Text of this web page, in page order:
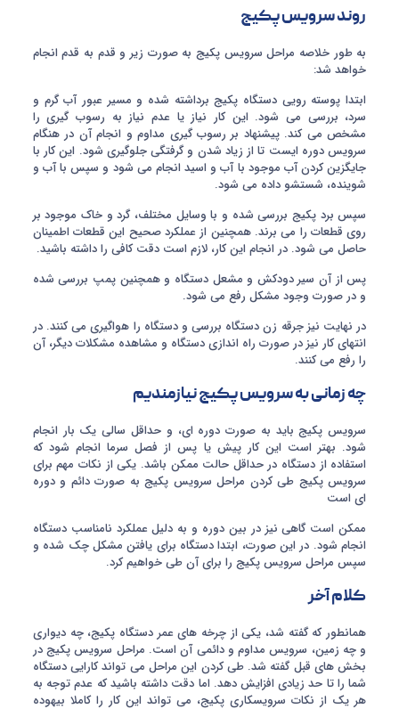
روند سرویس پکیج
به طور خلاصه مراحل سرویس پکیج به صورت زیر و قدم به قدم انجام
خواهد شد:
ابتدا پوسته رویی دستگاه پکیج برداشته شده و مسیر عبور آب گرم و
سرد، بررسی می شود. این کار نیاز یا عدم نیاز به رسوب گیری را
مشخص می کند. پیشنهاد بر رسوب گیری مداوم و انجام آن در هنگام
سرویس دوره ایست تا از زیاد شدن و گرفتگی جلوگیری شود. این کار با
جایگزین کردن آب موجود با آب و اسید انجام می شود و سپس با آب و
شوینده، شستشو داده می شود.
سپس برد پکیج بررسی شده و با وسایل مختلف، گرد و خاک موجود بر
روی قطعات را می برند. همچنین از عملکرد صحیح این قطعات اطمینان
حاصل می شود. در انجام این کار، لازم است دقت کافی را داشته باشید.
پس از آن سیر دودکش و مشعل دستگاه و همچنین پمپ بررسی شده
و در صورت وجود مشکل رفع می شود.
در نهایت نیز جرقه زن دستگاه بررسی و دستگاه را هواگیری می کنند. در
انتهای کار نیز در صورت راه اندازی دستگاه و مشاهده مشکلات دیگر، آن
را رفع می کنند.
چه زمانی به سرویس پکیج نیازمندیم
سرویس پکیج باید به صورت دوره ای، و حداقل سالی یک بار انجام
شود. بهتر است این کار پیش یا پس از فصل سرما انجام شود که
استفاده از دستگاه در حداقل حالت ممکن باشد. یکی از نکات مهم برای
سرویس پکیج طی کردن مراحل سرویس پکیج به صورت دائم و دوره
ای است
ممکن است گاهی نیز در بین دوره و به دلیل عملکرد نامناسب دستگاه
انجام شود. در این صورت، ابتدا دستگاه برای یافتن مشکل چک شده و
سپس مراحل سرویس پکیج را برای آن طی خواهیم کرد.
کلام آخر
همانطور که گفته شد، یکی از چرخه های عمر دستگاه پکیج، چه دیواری
و چه زمین، سرویس مداوم و دائمی آن است. مراحل سرویس پکیج در
بخش های قبل گفته شد. طی کردن این مراحل می تواند کارایی دستگاه
شما را تا حد زیادی افزایش دهد. اما دقت داشته باشید که عدم توجه به
هر یک از نکات سرویسکاری پکیج، می تواند این کار را کاملا بیهوده